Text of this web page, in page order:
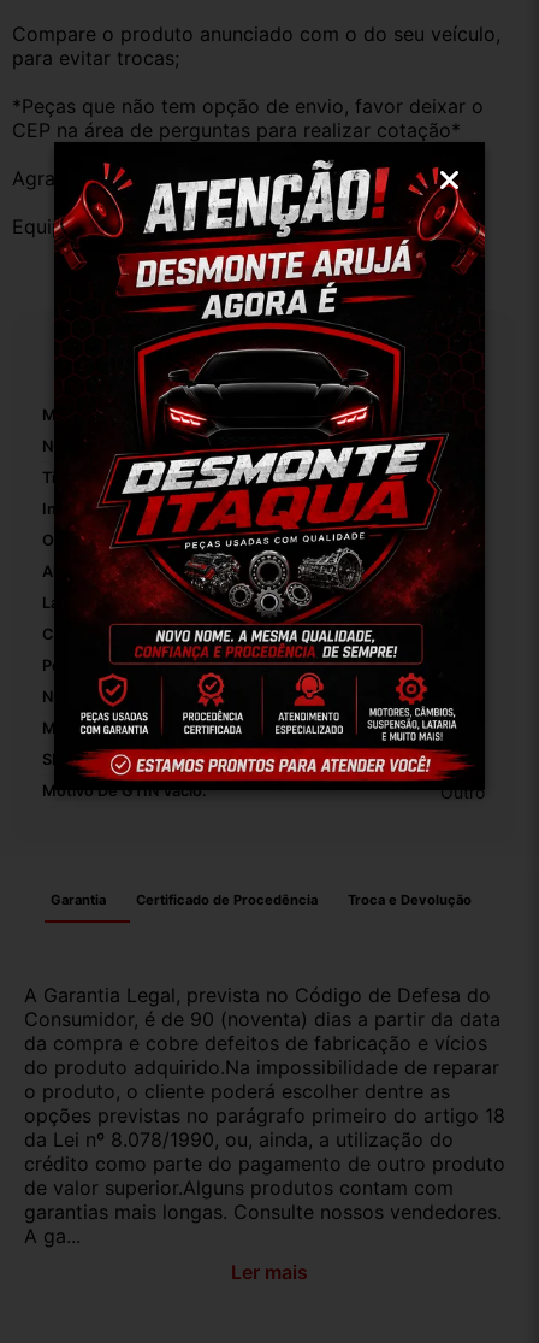
Compare o produto anunciado com o do seu veículo,
para evitar trocas;
*Peças que não tem opção de envio, favor deixar o
CEP na área de perguntas para realizar cotação*
Agradecemos a preferência!
Equipe DESMONTE ARUJÁ.
Especificações
Marca:
Número De Peça:
Tipo De Veículo: Carro/Caminhonete
Inclui Acessórios Para A Montagem: False
OEM: Original
Altura Da Embalagem:
Largura Da Embalagem:
Comprimento Da Embalagem:
Peso Da Embalagem:
Número De Registro/certificação INMETRO: 55234748
Modelo: Palio
SKU: 9888
Motivo De GTIN Vacío: Outro
Garantia Certificado de Procedência Troca e Devolução
A Garantia Legal, prevista no Código de Defesa do
Consumidor, é de 90 (noventa) dias a partir da data
da compra e cobre defeitos de fabricação e vícios
do produto adquirido.Na impossibilidade de reparar
o produto, o cliente poderá escolher dentre as
opções previstas no parágrafo primeiro do artigo 18
da Lei nº 8.078/1990, ou, ainda, a utilização do
crédito como parte do pagamento de outro produto
de valor superior.Alguns produtos contam com
garantias mais longas. Consulte nossos vendedores.
A ga...
Ler mais